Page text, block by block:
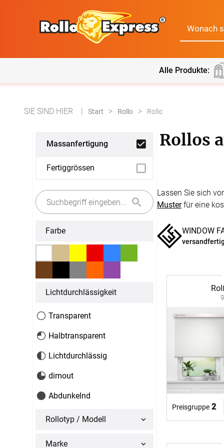
Für Ihre Fenster & Türen
Plissee
Alle Plissees
Massanfertigung
Fertiggrössen
Zubehör
Alle Rollos
Massanfertigung
Fertiggrössen
Dachfenster Rollo
Raffrollo
Massanfertigung
Fertiggrössen
Zubehör
Alle Flächenvorhänge
Massanfertigung
Fertiggrössen
Zubehör
Zubehör
Alle Jalousien
Massanfertigung
Fertiggrössen
Alle
Alle
Fertiggrössen
Zubehör
ÜBER
Alle Produkte:
SIE SIND HIER Start Rollo Rollo
Massanfertigung
Fertiggrössen
Farbe
Lichtdurchlässigkeit
Transparent
Halbtransparent
Lichtdurchlässig
dimout
Abdunkelnd
Rollotyp / Modell
Marke
Rollos
Lassen Sie sich
Musterfür eine
WINDOW
Preisgruppe 2